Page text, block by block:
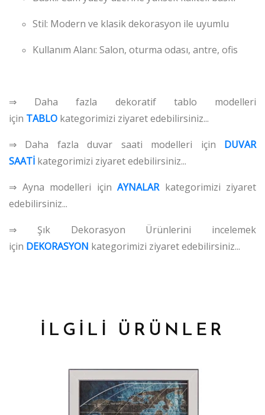
Stil: Modern ve klasik dekorasyon ile uyumlu
Kullanım Alanı: Salon, oturma odası, antre, ofis
⇒ Daha fazla dekoratif tablo modelleri
için TABLO kategorimizi ziyaret edebilirsiniz...
⇒ Daha fazla duvar saati modelleri için DUVAR
SAATİ kategorimizi ziyaret edebilirsiniz...
⇒ Ayna modelleri için AYNALARkategorimizi ziyaret
edebilirsiniz...
⇒ Şık Dekorasyon Ürünlerini incelemek
için DEKORASYON kategorimizi ziyaret edebilirsiniz...
İLGİLİ ÜRÜNLER